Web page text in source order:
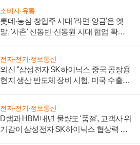
소비자·유통
롯데·농심 창업주 시대 '라면 앙금'은 옛
말, '사촌' 신동빈·신동원 시대 협업 확대
전자·전기·정보통신
외신 "삼성전자 SK하이닉스 중국 공장용
현지 생산 반도체 장비 시험, 미국 수출통
전자·전기·정보통신
D램과 HBM 내년 물량도 '품절', 고객사 위
기감이 삼성전자 SK하이닉스 협상력 더